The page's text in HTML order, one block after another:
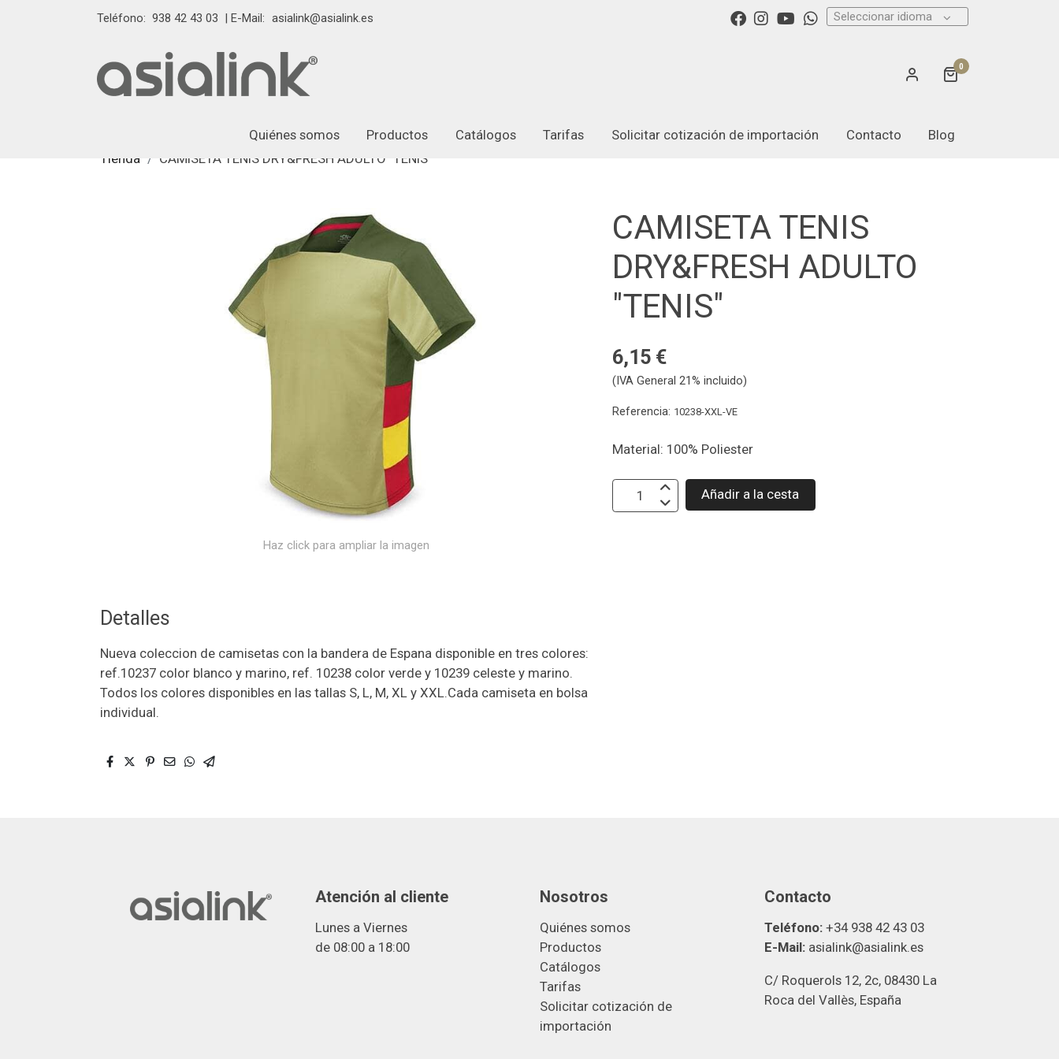
Teléfono: 938 42 43 03 | E-Mail: asialink@asialink.es Seleccionar idioma
0
Quiénes somos Productos Catálogos Tarifas Solicitar cotización de importación Contacto
Blog
Tienda
CAMISETA TENIS DRY&FRESH ADULTO "TENIS"
Haz click para ampliar la imagen
Detalles
Nueva coleccion de camisetas con la bandera de Espana disponible en tres colores:
ref.10237 color blanco y marino, ref. 10238 color verde y 10239 celeste y marino.
Todos los colores disponibles en las tallas S, L, M, XL y XXL.Cada camiseta en bolsa
individual.
CAMISETA TENIS
DRY&FRESH ADULTO
"TENIS"
6,15 €
(IVA General 21% incluido)
Referencia: 10238-XXL-VE
Material: 100% Poliester
Añadir a la cesta
Atención al cliente
Lunes a Viernes
de 08:00 a 18:00
Nosotros
Quiénes somos
Productos
Catálogos
Tarifas
Solicitar cotización de
importación
Contacto
Teléfono: +34 938 42 43 03
E-Mail: asialink@asialink.es
C/ Roquerols 12, 2c, 08430 La
Roca del Vallès, España